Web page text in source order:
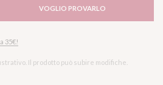
VOGLIO PROVARLO
35€!
Il prodotto può subire modifiche.